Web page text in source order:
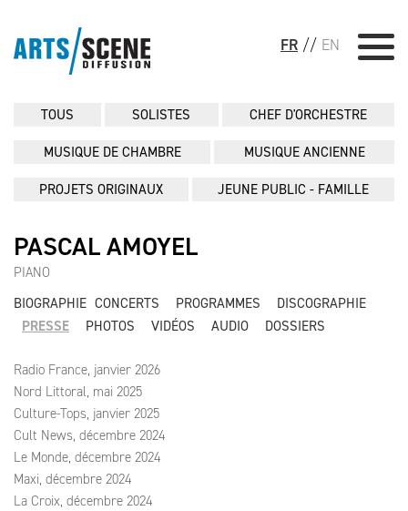
FR // EN
TOUS SOLISTES CHEF D'ORCHESTRE
MUSIQUE DE CHAMBRE MUSIQUE ANCIENNE
PROJETS ORIGINAUX JEUNE PUBLIC - FAMILLE
PASCAL AMOYEL
PIANO
BIOGRAPHIE CONCERTS PROGRAMMES
DISCOGRAPHIE
PRESSE
PHOTOS VIDÉOS AUDIO DOSSIERS
Radio France, janvier 2026
Nord Littoral, mai 2025
Culture-Tops, janvier 2025
Cult News, décembre 2024
Le Monde, décembre 2024
Maxi, décembre 2024
La Croix, décembre 2024